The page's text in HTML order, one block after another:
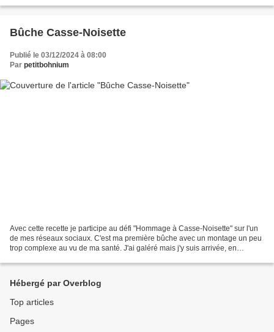
Bûche Casse-Noisette
Publié le 03/12/2024 à 08:00
Par petitbohnium
Avec cette recette je participe au défi "Hommage à Casse-Noisette" sur l'un
de mes réseaux sociaux. C'est ma première bûche avec un montage un peu
trop complexe au vu de ma santé. J'ai galéré mais j'y suis arrivée, en
Hébergé par Overblog
Top articles
Pages